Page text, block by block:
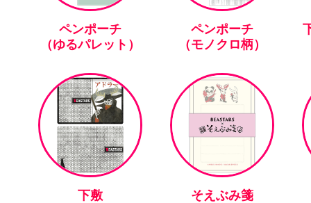
ペンポーチ
（ゆるパレット）
ペンポーチ
（モノクロ柄）
下敷
そえぶみ箋